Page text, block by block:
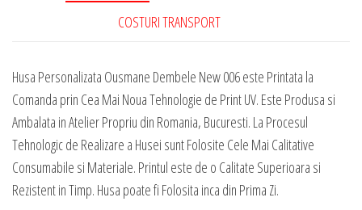
COSTURI TRANSPORT
Husa Personalizata Ousmane Dembele New 006 este Printata la
Comanda prin Cea Mai Noua Tehnologie de Print UV. Este Produsa si
Ambalata in Atelier Propriu din Romania, Bucuresti. La Procesul
Tehnologic de Realizare a Husei sunt Folosite Cele Mai Calitative
Consumabile si Materiale. Printul este de o Calitate Superioara si
Rezistent in Timp. Husa poate fi Folosita inca din Prima Zi.